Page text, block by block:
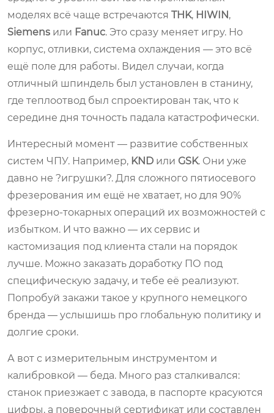
моделях всё чаще встречаются THK, HIWIN,
Siemens или Fanuc. Это сразу меняет игру. Но
корпус, отливки, система охлаждения — это всё
ещё поле для работы. Видел случаи, когда
отличный шпиндель был установлен в станину,
где теплоотвод был спроектирован так, что к
середине дня точность падала катастрофически.
Интересный момент — развитие собственных
систем ЧПУ. Например, KND или GSK. Они уже
давно не ?игрушки?. Для сложного пятиосевого
фрезерования им ещё не хватает, но для 90%
фрезерно-токарных операций их возможностей с
избытком. И что важно — их сервис и
кастомизация под клиента стали на порядок
лучше. Можно заказать доработку ПО под
специфическую задачу, и тебе её реализуют.
Попробуй закажи такое у крупного немецкого
бренда — услышишь про глобальную политику и
долгие сроки.
А вот с измерительным инструментом и
калибровкой — беда. Много раз сталкивался:
станок приезжает с завода, в паспорте красуются
цифры, а поверочный сертификат или составлен